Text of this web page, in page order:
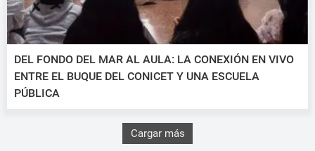
DEL FONDO DEL MAR AL AULA: LA CONEXIÓN EN VIVO
ENTRE EL BUQUE DEL CONICET Y UNA ESCUELA
PÚBLICA
Cargar más